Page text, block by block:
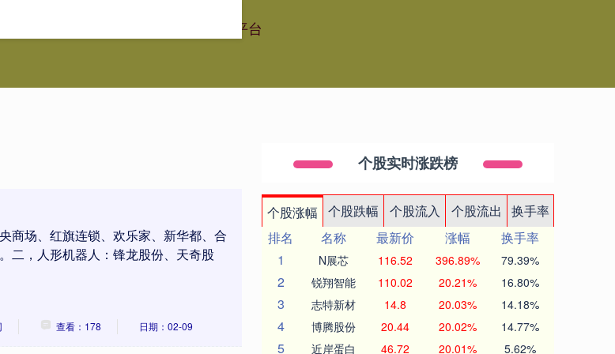
股票配资官网平台
商场、红旗连锁、欢乐家、新华都、合
二，人形机器人：锋龙股份、天奇股
查看：178 日期：02-09
个股实时涨跌榜
个股涨幅 个股跌幅 个股流入 个股流出
换手率
排名
名称 最新价 涨幅
换手率
1
N展芯 116.52 396.89% 79.39%
2 锐翔智能 110.02 20.21% 16.80%
3 志特新材 14.8 20.03% 14.18%
4 博腾股份 20.44 20.02% 14.77%
5 近岸蛋白 46.72 20.01% 5.62%